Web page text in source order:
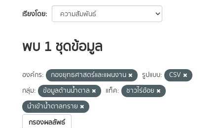
เรียงโดย
พบ 1 ชุดข้อมูล
องค์กร: กองยุทธศาสตร์และแผนงาน รูปแบบ:
CSV
กลุ่ม:
ข้อมูลด้านน้ำตาล แท็ค:
ชาวไร่อ้อย
นำเข้าน้ำตาลทราย
กรองผลลัพธ์